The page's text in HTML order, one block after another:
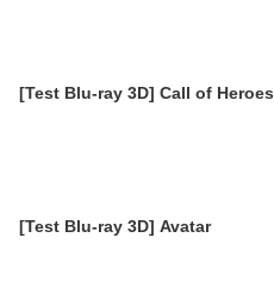
[Test Blu-ray 3D] Call of Heroes
[Test Blu-ray 3D] Avatar